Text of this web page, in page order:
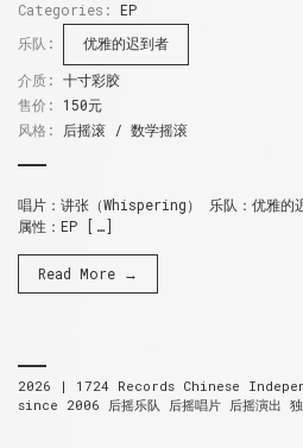
Categories: EP
乐队:
优雅的迟到者
介质: 十寸彩胶
售价: 150元
风格:
后摇滚 / 数学摇滚
唱片：讲张（Whispering） 乐队：优雅的
属性：EP […]
Read More →
2026 | 1724 Records Chinese
since 2006
后摇乐队 后摇唱片 后摇演出